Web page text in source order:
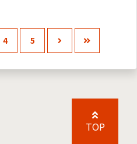
4 5
TOP